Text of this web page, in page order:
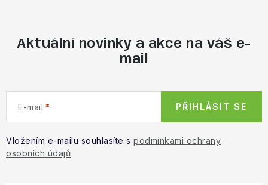
Aktuální novinky a akce na váš e-
mail
E-mail
Vložením e-mailu souhlasíte s podmínkami ochrany
osobních údajů
PŘIHLÁSIT SE